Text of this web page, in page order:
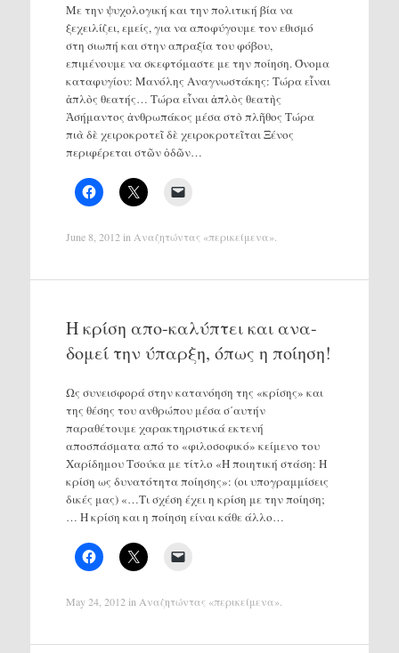
Με την ψυχολογική και την πολιτική βία να
ξεχειλίζει, εμείς, για να αποφύγουμε τον εθισμό
στη σιωπή και στην απραξία του φόβου,
επιμένουμε να σκεφτόμαστε με την ποίηση. Όνομα
καταφυγίου: Μανόλης Αναγνωστάκης: Τώρα εἶναι
ἁπλὸς θεατής… Τώρα εἶναι ἁπλὸς θεατὴς
Ἀσήμαντος ἀνθρωπάκος μέσα στὸ πλῆθος Τώρα
πιὰ δὲ χειροκροτεῖ δὲ χειροκροτεῖται Ξένος
περιφέρεται στῶν ὁδῶν…
June 8, 2012 in Αναζητώντας «περικείμενα»
Η κρίση απο-καλύπτει και ανα-
δομεί την ύπαρξη, όπως η ποίηση!
Ως συνεισφορά στην κατανόηση της «κρίσης» και
της θέσης του ανθρώπου μέσα σ΄αυτήν
παραθέτουμε χαρακτηριστικά εκτενή
αποσπάσματα από το «φιλοσοφικό» κείμενο του
Χαρίδημου Τσούκα με τίτλο «Η ποιητική στάση: Η
κρίση ως δυνατότητα ποίησης»: (οι υπογραμμίσεις
δικές μας) «…Τι σχέση έχει η κρίση με την ποίηση;
… Η κρίση και η ποίηση είναι κάθε άλλο…
May 24, 2012 in Αναζητώντας «περικείμενα»